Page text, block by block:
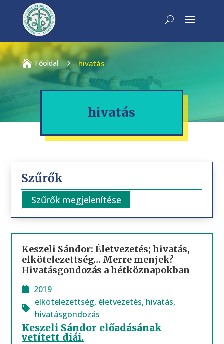
 Főoldal 5 hivatás
hivatás
Keszeli Sándor: Életvezetés; hivatás,
elkötelezettség… Merre menjek?
Hivatásgondozás a hétköznapokban
2019
elkötelezettség, életvezetés, hivatás,
hivatásgondozás
Keszeli Sándor előadásának
vetített diái.
Szűrők
Szűrők megjelenítése